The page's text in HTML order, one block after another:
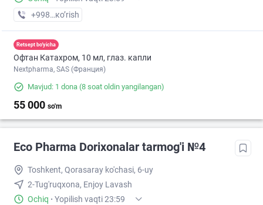
+998 (71) XXX-XX-XX
кo’rish
Retsept bo'yicha
Офтан Катахром, 10 мл, глаз. капли
Nextpharma, SAS (Франция)
Mavjud: 1 dona (8 soat oldin yangilangan)
55 000 so'm
Eco Pharma Dorixonalar tarmog'i №4
Toshkent, Qorasaray ko'chasi, 6-uy
2-Tug'ruqxona, Enjoy Lavash
Ochiq · Yopilish vaqti 23:59